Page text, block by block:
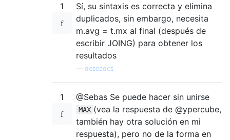
1
Sí, su sintaxis es correcta y elimina
duplicados, sin embargo, necesita
m.avg = t.mx al final (después de
escribir JOING) para obtener los
resultados
deseados
1 @Sebas Se puede hacer sin unirse
MAX (vea la respuesta de @ypercube,
también hay otra solución en mi
respuesta), pero no de la forma en